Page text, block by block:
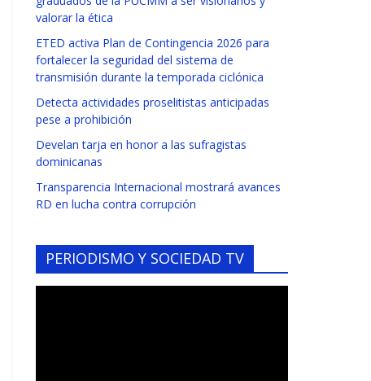
valorar la ética
ETED activa Plan de Contingencia 2026 para
fortalecer la seguridad del sistema de
transmisión durante la temporada ciclónica
Detecta actividades proselitistas anticipadas
pese a prohibición
Develan tarja en honor a las sufragistas
dominicanas
Transparencia Internacional mostrará avances
RD en lucha contra corrupción
PERIODISMO Y SOCIEDAD TV